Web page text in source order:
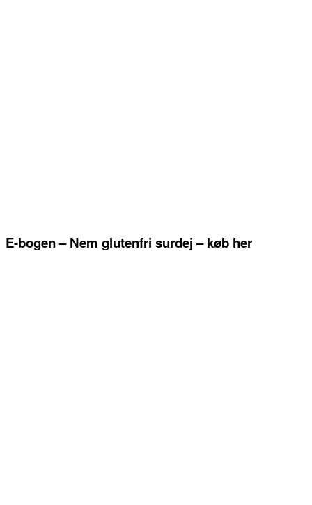
E-bogen – Nem glutenfri surdej – køb her